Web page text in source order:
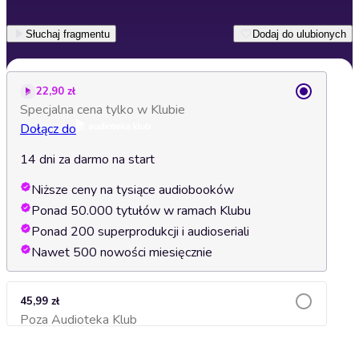
Słuchaj fragmentu Dodaj do ulubionych
22,90 zł
Specjalna cena tylko w Klubie
Dołącz do
14 dni za darmo na start
Niższe ceny na tysiące audiobooków
Ponad 50.000 tytułów w ramach Klubu
Ponad 200 superprodukcji i audioseriali
Nawet 500 nowości miesięcznie
45,99 zł
Poza Audioteka KlubDodaj do koszyka